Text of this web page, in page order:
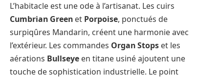
L’habitacle est une ode à l’artisanat. Les cuirs
Cumbrian Green et Porpoise, ponctués de
surpiqûres Mandarin, créent une harmonie avec
l’extérieur. Les commandes Organ Stops et les
aérations Bullseye en titane usiné ajoutent une
touche de sophistication industrielle. Le point